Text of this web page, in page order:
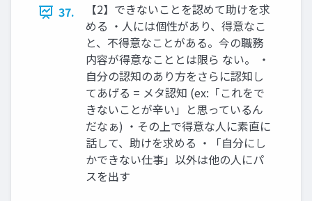
37.
【2】できないことを認めて助けを求
める ・人には個性があり、得意なこ
と、不得意なことがある。今の職務
内容が得意なこととは限ら ない。 ・
自分の認知のあり方をさらに認知し
てあげる = メタ認知 (ex:「これをで
きないことが辛い」と思っているん
だなぁ) ・その上で得意な人に素直に
話して、助けを求める ・「自分にし
かできない仕事」以外は他の人にパ
スを出す